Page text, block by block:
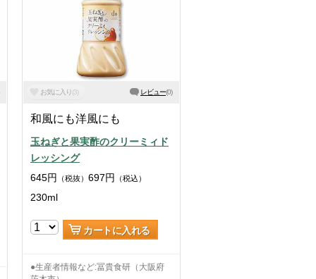
お気に入り(3) レビュー(0)
和風にも洋風にも
玉ねぎと果実酢のクリーミィド
レッシング
645円 （税抜） 697円 （税込）
230ml
カートに入れる
●生産者情報など:冨貴食研（大阪府